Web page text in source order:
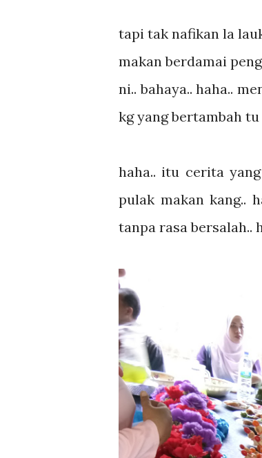
tapi tak nafikan la
makan berdamai
ni.. bahaya.. haha..
kg yang bertambah tu
haha.. itu cerita
pulak makan kang..
tanpa rasa bersalah..